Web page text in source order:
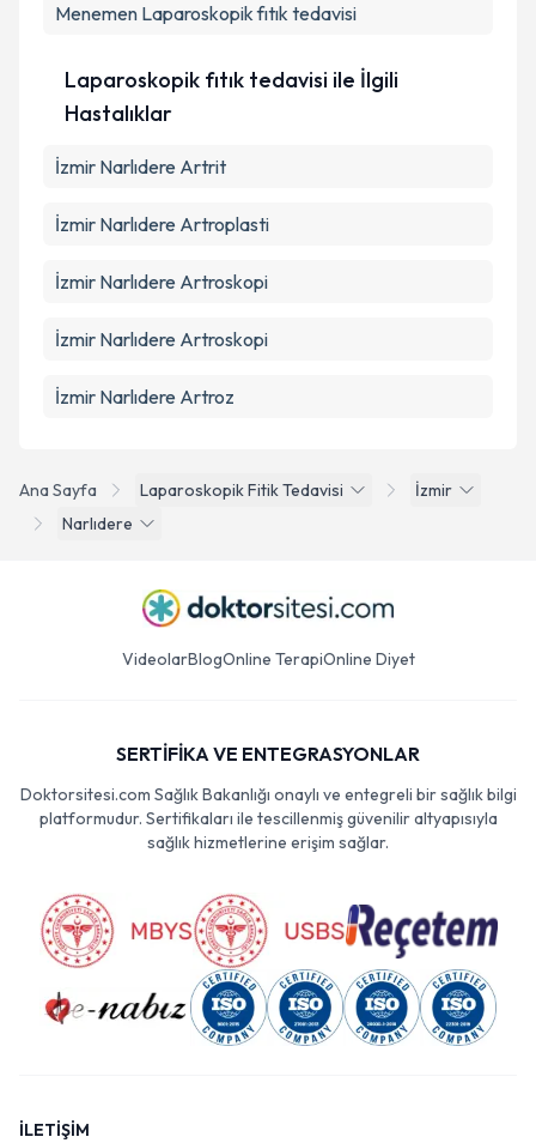
Ana Sayfa Laparoskopik Fitik Tedavisi
İzmir
Narlıdere
Menemen Laparoskopik fıtık tedavisi
Laparoskopik fıtık tedavisi ile İlgili
Hastalıklar
İzmir Narlıdere Artrit
İzmir Narlıdere Artroplasti
İzmir Narlıdere Artroskopi
İzmir Narlıdere Artroskopi
İzmir Narlıdere Artroz
VideolarBlogOnline TerapiOnline Diyet
SERTİFİKA VE ENTEGRASYONLAR
Doktorsitesi.com Sağlık Bakanlığı onaylı ve entegreli bir sağlık bilgi
platformudur. Sertifikaları ile tescillenmiş güvenilir altyapısıyla
sağlık hizmetlerine erişim sağlar.
İLETİŞİM